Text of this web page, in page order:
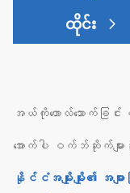
ထိုင်း
အယ်ကိုဟောလ်သောက်ခြ
အောက်ပါ ဝက်ဘ်ဆိုက်များ
နိုင်ငံအမျိုးမျိုး၏ အမျ